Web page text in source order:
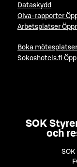
Dataskydd
Oiva-rapporter
Arbetsplatser
Boka mötesplatser
Sokoshotels.fi
SOK
och
SOK